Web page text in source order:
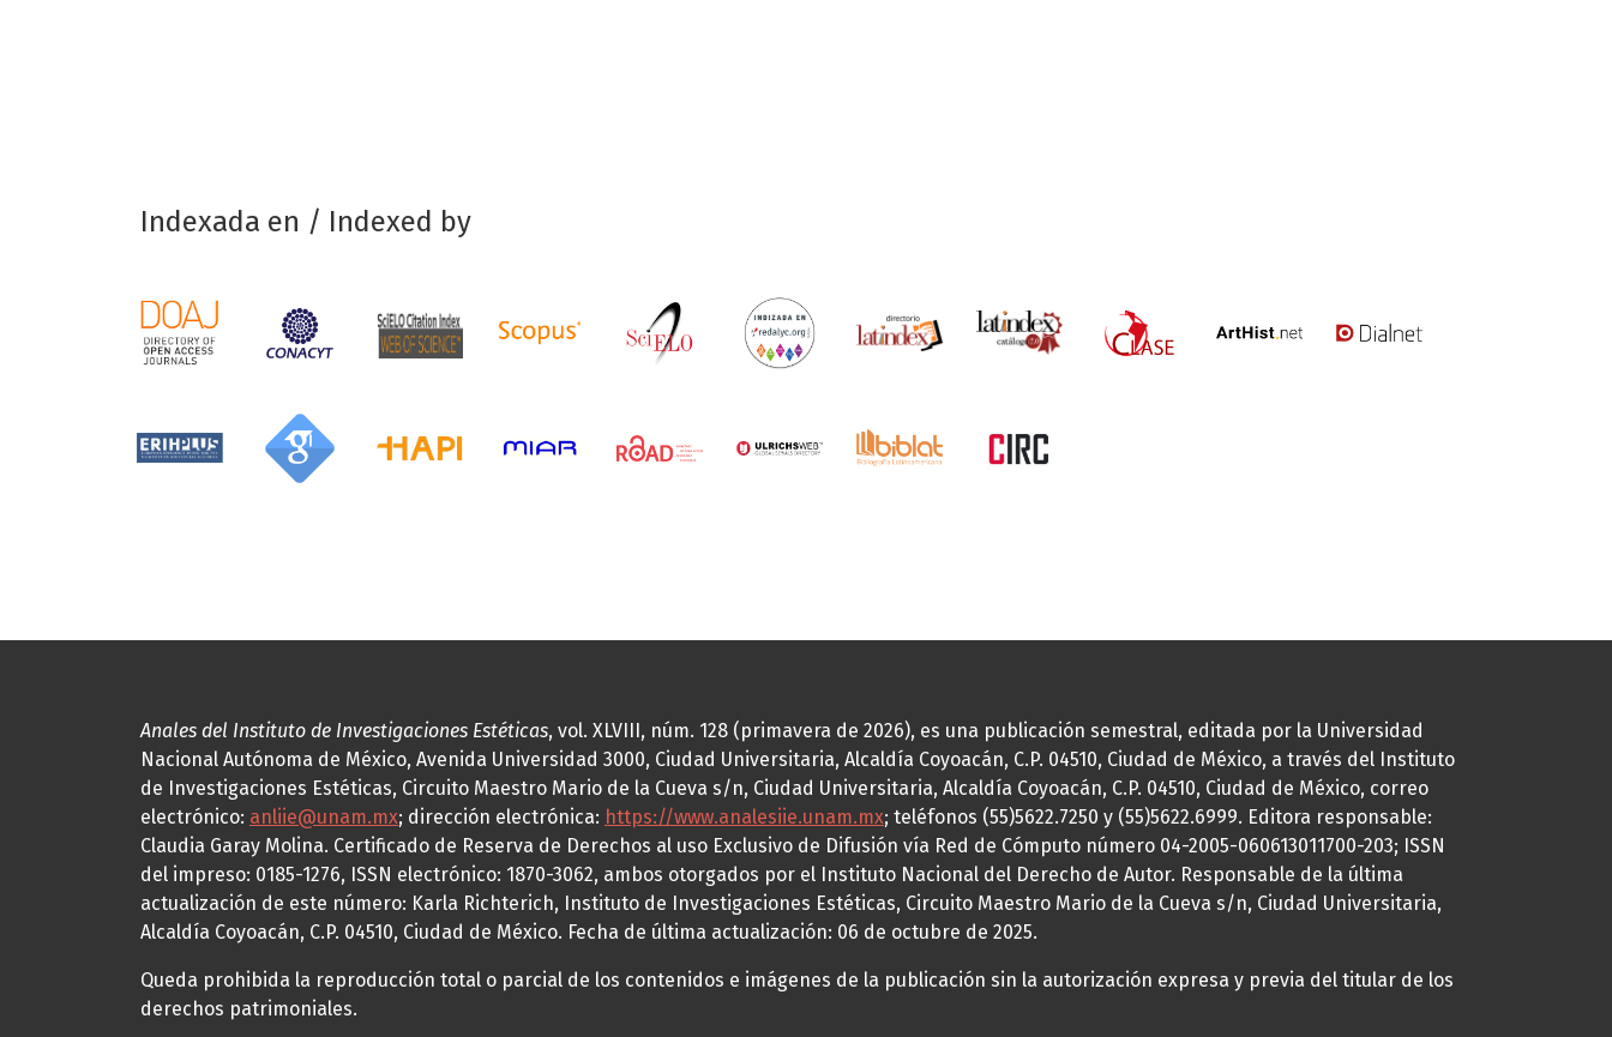
Indexada en / Indexed by
Anales del Instituto de Investigaciones Estéticas, vol. XLVIII, núm. 128 (primavera de 2026), es una publicación semestral, editada por la Universidad
Nacional Autónoma de México, Avenida Universidad 3000, Ciudad Universitaria, Alcaldía Coyoacán, C.P. 04510, Ciudad de México, a través del Instituto
de Investigaciones Estéticas, Circuito Maestro Mario de la Cueva s/n, Ciudad Universitaria, Alcaldía Coyoacán, C.P. 04510, Ciudad de México, correo
electrónico: anliie@unam.mx; dirección electrónica: https://www.analesiie.unam.mx; teléfonos (55)5622.7250 y (55)5622.6999. Editora responsable:
Claudia Garay Molina. Certificado de Reserva de Derechos al uso Exclusivo de Difusión vía Red de Cómputo número 04-2005-060613011700-203; ISSN
del impreso: 0185-1276, ISSN electrónico: 1870-3062, ambos otorgados por el Instituto Nacional del Derecho de Autor. Responsable de la última
actualización de este número: Karla Richterich, Instituto de Investigaciones Estéticas, Circuito Maestro Mario de la Cueva s/n, Ciudad Universitaria,
Alcaldía Coyoacán, C.P. 04510, Ciudad de México. Fecha de última actualización: 06 de octubre de 2025.
Queda prohibida la reproducción total o parcial de los contenidos e imágenes de la publicación sin la autorización expresa y previa del titular de los
derechos patrimoniales.